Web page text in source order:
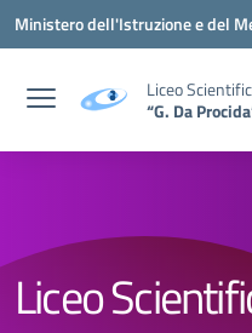
Vai ai contenuti
Vai al menu di navigazione
Vai al footer
Ministero dell'Istruzione e del
Liceo
“G. Da
Liceo